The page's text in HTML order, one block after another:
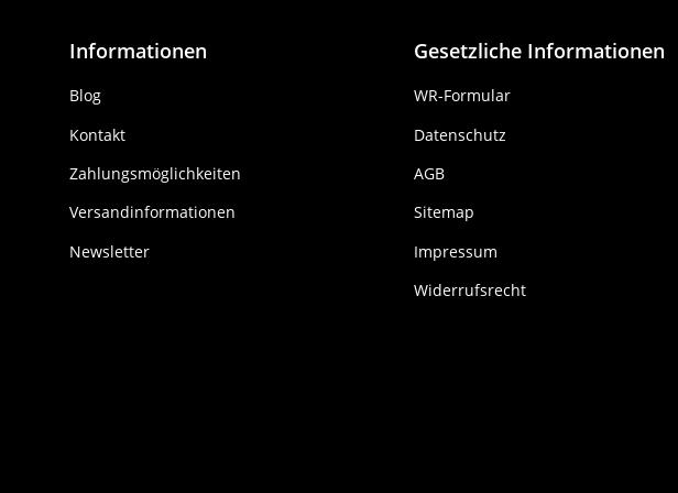
Informationen
Blog
Kontakt
Zahlungsmöglichkeiten
Versandinformationen
Newsletter
Gesetzliche Informationen
WR-Formular
Datenschutz
AGB
Sitemap
Impressum
Widerrufsrecht